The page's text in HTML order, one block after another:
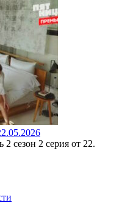
сезон 2 серия от 22.